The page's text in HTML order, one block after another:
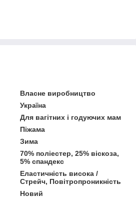
Власне виробництво
Україна
Для вагітних і годуючих мам
Піжама
Зима
70% поліестер, 25% віскоза,
5% спандекс
Еластичність висока /
Стрейч, Повітропроникність
Новий